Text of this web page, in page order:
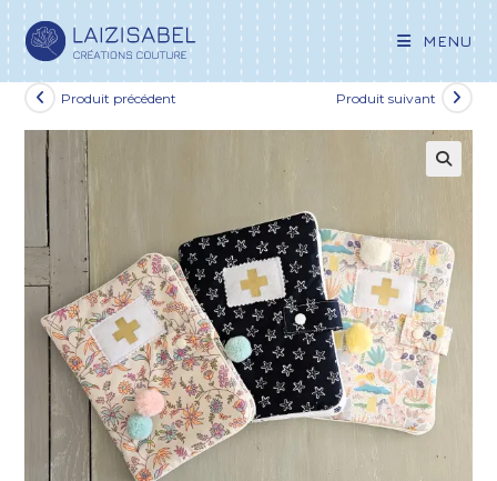
MENU
Produit précédent Produit suivant